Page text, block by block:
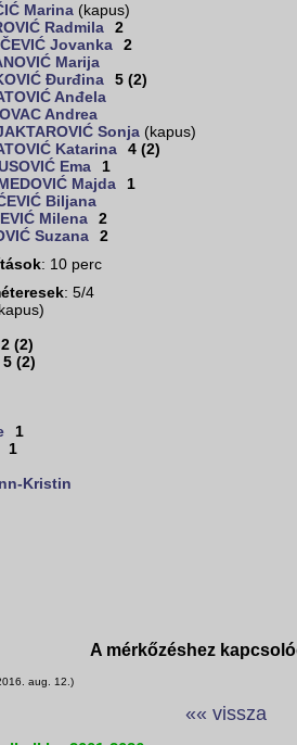
Marina (kapus)
Radmila
2
Jovanka
2
Marija
Đurđina
5 (2)
Anđela
Andrea
Sonja (kapus)
Katarina
4 (2)
Ema
1
Majda
1
Biljana
Milena
2
Suzana
2
: 10 perc
: 5/4
2 (2)
5 (2)
1
1
Kristin
A mérkőzéshez
aug. 12.)
«« vissza